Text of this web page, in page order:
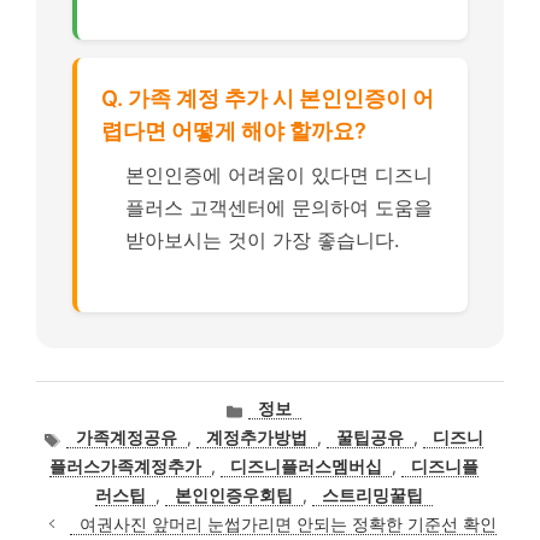
Q. 가족 계정 추가 시 본인인증이 어
렵다면 어떻게 해야 할까요?
본인인증에 어려움이 있다면 디즈니
플러스 고객센터에 문의하여 도움을
받아보시는 것이 가장 좋습니다.
카
테
고
리
정보
태
그
가족계정공유 , 계정추가방법 , 꿀팁공유 ,
디즈니
플러스가족계정추가 , 디즈니플러스멤버십 ,
디즈니플
러스팁
, 본인인증우회팁 ,
스트리밍꿀팁
여권사진 앞머리 눈썹가리면 안되는 정확한 기준선 확인